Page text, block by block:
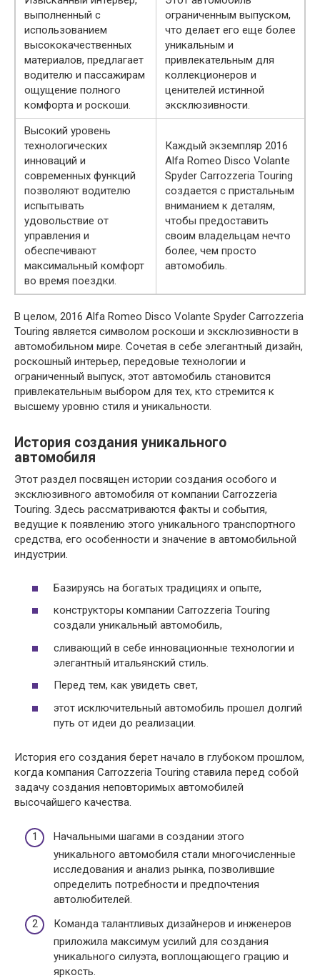
выполненный с
использованием
высококачественных
материалов, предлагает
водителю и пассажирам
ощущение полного
комфорта и роскоши.
ограниченным выпуском,
что делает его еще более
уникальным и
привлекательным для
коллекционеров и
ценителей истинной
эксклюзивности.
Высокий уровень
технологических
инноваций и
современных функций
позволяют водителю
испытывать
удовольствие от
управления и
обеспечивают
максимальный комфорт
во время поездки.
Каждый экземпляр 2016
Alfa Romeo Disco Volante
Spyder Carrozzeria Touring
создается с пристальным
вниманием к деталям,
чтобы предоставить
своим владельцам нечто
более, чем просто
автомобиль.
В целом, 2016 Alfa Romeo Disco Volante Spyder Carrozzeria
Touring является символом роскоши и эксклюзивности в
автомобильном мире. Сочетая в себе элегантный дизайн,
роскошный интерьер, передовые технологии и
ограниченный выпуск, этот автомобиль становится
привлекательным выбором для тех, кто стремится к
высшему уровню стиля и уникальности.
История создания уникального
автомобиля
Этот раздел посвящен истории создания особого и
эксклюзивного автомобиля от компании Carrozzeria
Touring. Здесь рассматриваются факты и события,
ведущие к появлению этого уникального транспортного
средства, его особенности и значение в автомобильной
индустрии.
Базируясь на богатых традициях и опыте,
конструкторы компании Carrozzeria Touring
создали уникальный автомобиль,
сливающий в себе инновационные технологии и
элегантный итальянский стиль.
Перед тем, как увидеть свет,
этот исключительный автомобиль прошел долгий
путь от идеи до реализации.
История его создания берет начало в глубоком прошлом,
когда компания Carrozzeria Touring ставила перед собой
задачу создания неповторимых автомобилей
высочайшего качества.
Начальными шагами в создании этого
уникального автомобиля стали многочисленные
исследования и анализ рынка, позволившие
определить потребности и предпочтения
автолюбителей.
Команда талантливых дизайнеров и инженеров
приложила максимум усилий для создания
уникального силуэта, воплощающего грацию и
яркость.